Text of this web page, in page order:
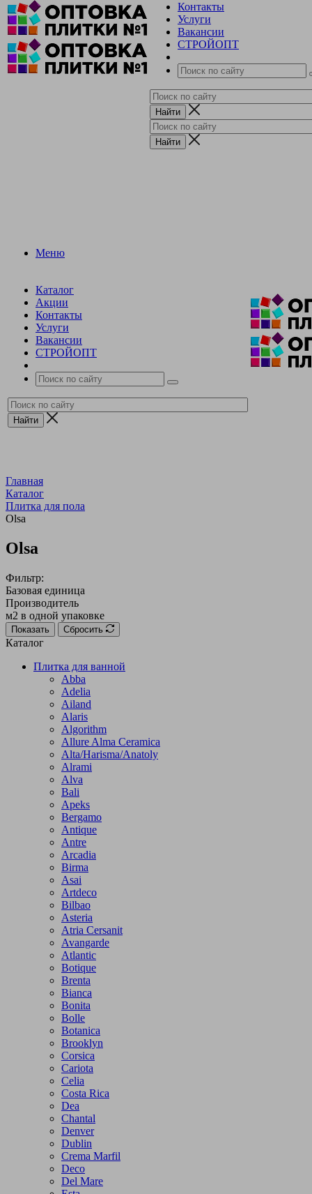
Контакты
Услуги
Вакансии
СТРОЙОПТ
Меню
Каталог
Акции
Контакты
Услуги
Вакансии
СТРОЙОПТ
Главная
Каталог
Плитка для пола
Olsa
Olsa
Фильтр:
Базовая единица
Производитель
м2 в одной упаковке
Показать Сбросить
Каталог
Плитка для ванной
Abba
Adelia
Ailand
Alaris
Algorithm
Allure Alma Ceramica
Alta/Harisma/Anatoly
Alrami
Alva
Bali
Apeks
Bergamo
Antique
Antre
Arcadia
Birma
Asai
Artdeco
Bilbao
Asteria
Atria Cersanit
Avangarde
Atlantic
Botique
Brenta
Bianca
Bonita
Bolle
Botanica
Brooklyn
Corsica
Cariota
Celia
Costa Rica
Dea
Chantal
Denver
Dublin
Crema Marfil
Deco
Del Mare